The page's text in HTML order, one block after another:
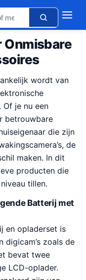
Onmisbare
wordt van
Of je nu een
betrouwbare
die zijn
de
maken. In dit
producten die
tillen.
Batterij met
en opladerset is
digicam’s zoals de
bevat twee
LCD-oplader.